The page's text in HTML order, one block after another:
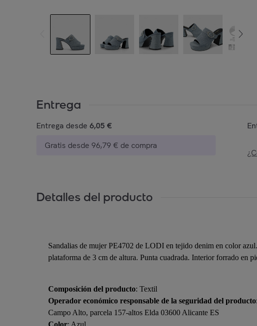
Entrega
Entrega desde 6,05 €
Gratis desde 96,79 € de compra
Detalles del producto
Sandalias de mujer PE4702 de LODI en tejido denim en color
plataforma de 3 cm de altura. Punta cuadrada. Interior forrado en
Composición del producto: Textil
Operador económico responsable de la seguridad del producto
Campo Alto, parcela 157-altos Elda 03600 Alicante ES
Color: Azul